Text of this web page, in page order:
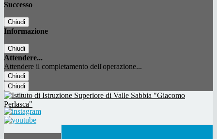
Successo
Chiudi
Informazione
Chiudi
Attendere...
Attendere il completamento dell'operazione...
Chiudi
Chiudi